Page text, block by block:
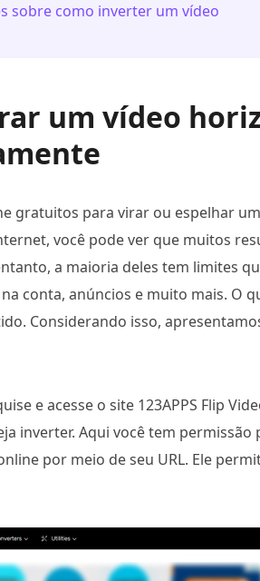
sobre como inverter um vídeo
um vídeo
gratuitos para virar ou espelhar
você pode ver que muitos
a maioria deles tem limites
conta, anúncios e muito mais. O
Considerando isso,
e acesse o site 123APPS Flip
inverter. Aqui você tem
por meio de seu URL. Ele